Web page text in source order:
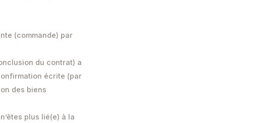
(commande) par
du contrat) a
écrite (par
des biens
plus lié(e) à la